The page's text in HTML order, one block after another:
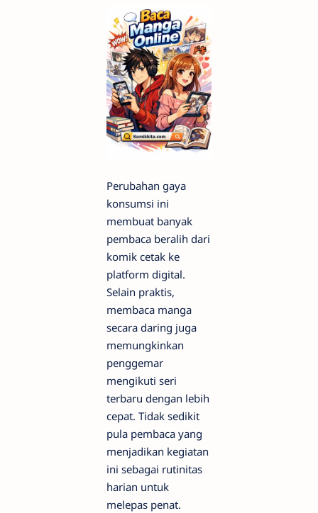
Perubahan gaya
konsumsi ini
membuat banyak
pembaca beralih dari
komik cetak ke
platform digital.
Selain praktis,
membaca manga
secara daring juga
memungkinkan
penggemar
mengikuti seri
terbaru dengan lebih
cepat. Tidak sedikit
pula pembaca yang
menjadikan kegiatan
ini sebagai rutinitas
harian untuk
melepas penat.